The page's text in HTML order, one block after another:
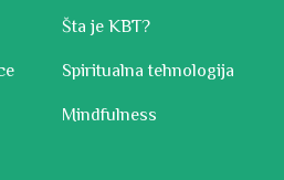
Šta je KBT?
Spiritualna tehnologija
Mindfulness